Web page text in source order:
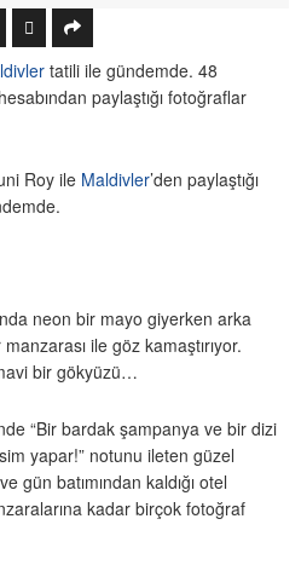
tatili ile gündemde. 48
paylaştığı fotoğraflar
Roy ile Maldivler’den paylaştığı
neon bir mayo giyerken arka
ile göz kamaştırıyor.
bir gökyüzü…
“Bir bardak şampanya ve bir dizi
yapar!” notunu ileten güzel
gün batımından kaldığı otel
kadar birçok fotoğraf